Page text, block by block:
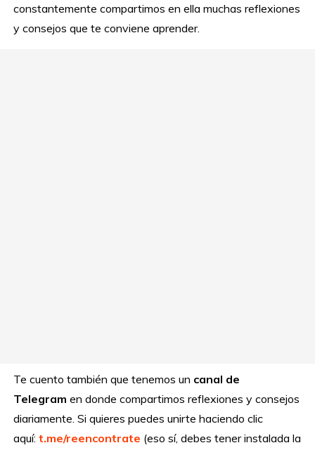
constantemente compartimos en ella muchas reflexiones
y consejos que te conviene aprender.
Te cuento también que tenemos un canal de
Telegram en donde compartimos reflexiones y consejos
diariamente. Si quieres puedes unirte haciendo clic
aquí:t.me/reencontrate (eso sí, debes tener instalada la